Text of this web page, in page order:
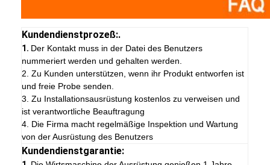
Kundendienstprozeß:.
1. Der Kontakt muss in der Datei des Benutzers
nummeriert werden und gehalten werden.
2. Zu Kunden unterstützen, wenn ihr Produkt entworfen ist
und freie Probe senden.
3. Zu Installationsausrüstung kostenlos zu verweisen und
ist verantwortliche Beauftragung
4. Die Firma macht regelmäßige Inspektion und Wartung
von der Ausrüstung des Benutzers
Kundendienstgarantie: